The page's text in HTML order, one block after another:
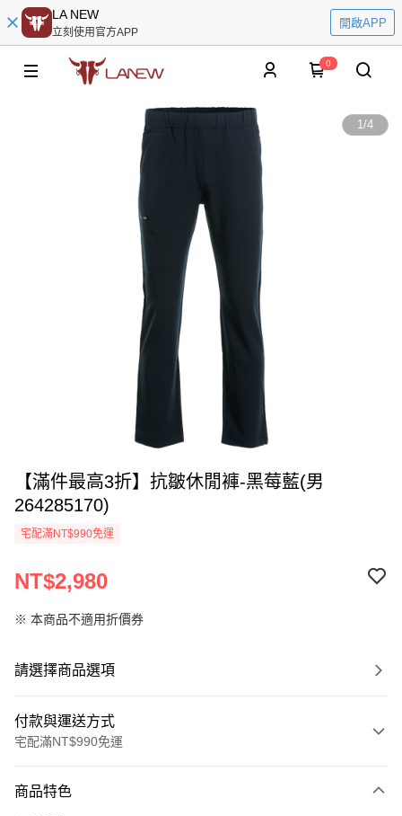
LA NEW
立刻使用官方APP
開啟APP
0
1/4
【滿件最高3折】抗皺休閒褲-黑莓藍(男
264285170)
宅配滿NT$990免運
NT$2,980
※ 本商品不適用折價券
請選擇商品選項
付款與運送方式
宅配滿NT$990免運
信用卡一次付款
商品特色